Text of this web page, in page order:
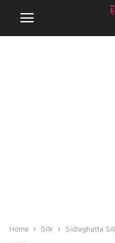
Home Silk Sidlaghatta